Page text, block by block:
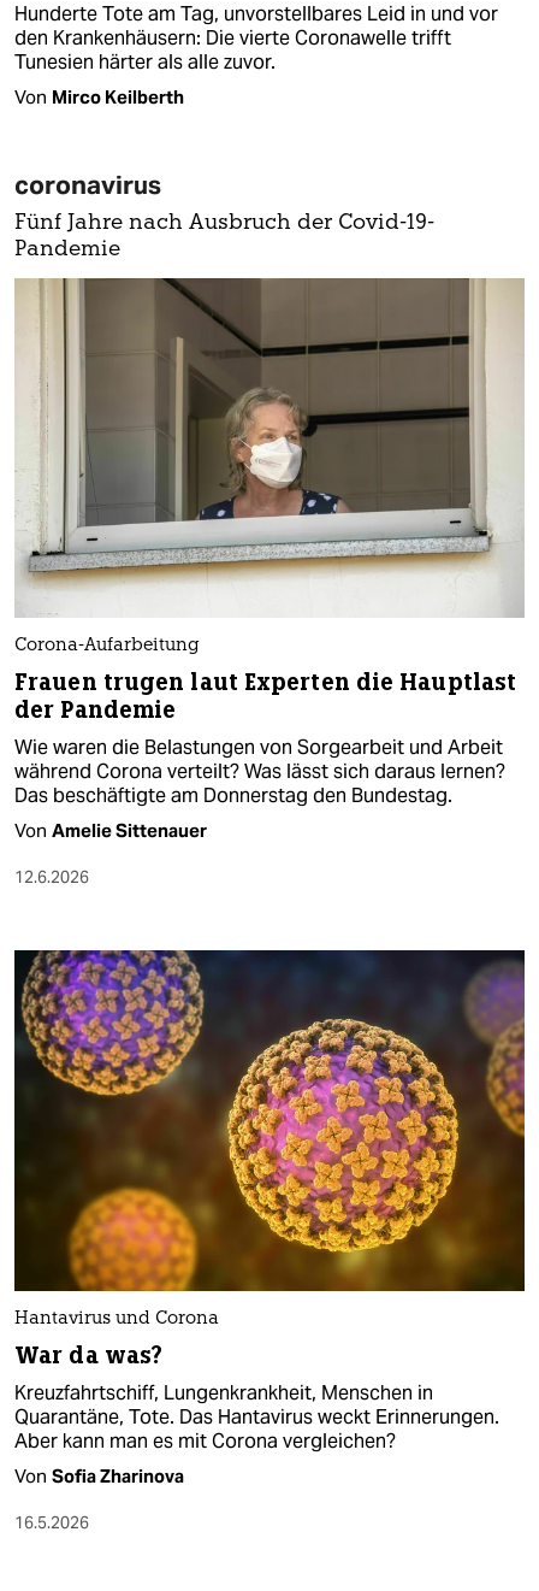
Hunderte Tote am Tag, unvorstellbares Leid in und vor
den Krankenhäusern: Die vierte Coronawelle trifft
Tunesien härter als alle zuvor.
Von Mirco Keilberth
coronavirus
Fünf Jahre nach Ausbruch der Covid-19-
Pandemie
Corona-Aufarbeitung
Frauen trugen laut Experten die Hauptlast
der Pandemie
Wie waren die Belastungen von Sorgearbeit und Arbeit
während Corona verteilt? Was lässt sich daraus lernen?
Das beschäftigte am Donnerstag den Bundestag.
Von Amelie Sittenauer
12.6.2026
Hantavirus und Corona
War da was?
Kreuzfahrtschiff, Lungenkrankheit, Menschen in
Quarantäne, Tote. Das Hantavirus weckt Erinnerungen.
Aber kann man es mit Corona vergleichen?
Von Sofia Zharinova
16.5.2026